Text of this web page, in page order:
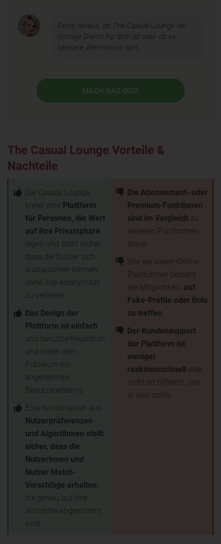
Finde heraus, ob The Casual Lounge der
richtige Dienst für dich ist oder ob es
bessere Alternativen gibt.
MACH DAS QUIZ
The Casual Lounge Vorteile &
Nachteile
Die Casual Lounge
bietet eine Plattform
für Personen, die Wert
auf ihre Privatsphäre
legen und stellt sicher,
dass die Nutzer sich
austauschen können
ohne ihre Anonymität
zu verlieren
Das Design der
Plattform ist einfach
und benutzerfreundlich
und bietet dem
Publikum ein
angenehmes
Benutzererlebnis
Eine Kombination aus
Nutzerpräferenzen
und Algorithmen stellt
sicher, dass die
Nutzerinnen und
Nutzer Match-
Vorschläge erhalten,
die genau auf ihre
Wünsche abgestimmt
sind
Die Abonnement- oder
Premium-Funktionen
sind im Vergleich zu
anderen Plattformen
teurer
Wie bei vielen Online-
Plattformen besteht
die Möglichkeit, auf
Fake-Profile oder Bots
zu treffen
Der Kundensupport
der Plattform ist
weniger
reaktionsschnell oder
nicht so hilfreich, wie
er sein sollte